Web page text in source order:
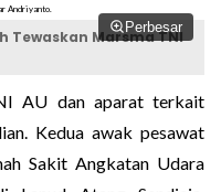
Perbesar
Tewaskan Marsma TNI
AU dan aparat terkait
Kedua awak pesawat
Sakit Angkatan Udara